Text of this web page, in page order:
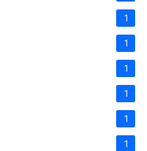
1
1
1
1
1
1